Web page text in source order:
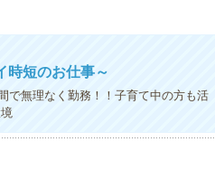
時短のお仕事～
無理なく勤務！！子育て中の方も活